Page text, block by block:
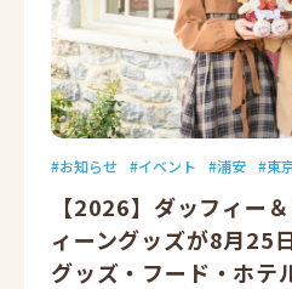
お知らせ イベント 浦安 東
【2026】ダッフィー
ィーングッズが8月25
グッズ・フード・ホテ